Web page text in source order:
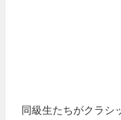
同級生たちがクラシ